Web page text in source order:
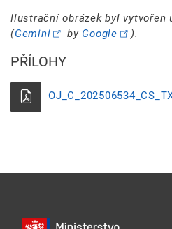
Ilustrační obrázek byl vytvořen
(Gemini by Google ).
PŘÍLOHY